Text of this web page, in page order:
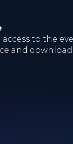
to the
and